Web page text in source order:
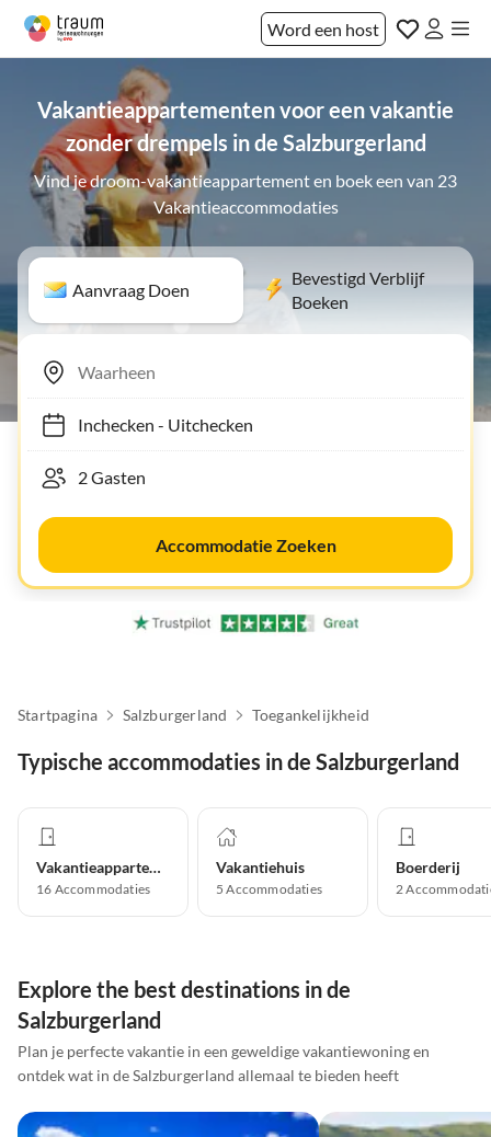
Word een host
Vakantieappartementen voor een vakantie
zonder drempels in de Salzburgerland
Vind je droom-vakantieappartement en boek een van 23
Vakantieaccommodaties
Aanvraag Doen
Bevestigd Verblijf
Boeken
Inchecken- Uitchecken
Accommodatie Zoeken
Startpagina Salzburgerland Toegankelijkheid
Typische accommodaties in de Salzburgerland
Vakantieappartement
16 Accommodaties
Vakantiehuis
5 Accommodaties
Boerderij
2
Explore the best destinations in de
Salzburgerland
Plan je perfecte vakantie in een geweldige vakantiewoning en
ontdek wat in de Salzburgerland allemaal te bieden heeft